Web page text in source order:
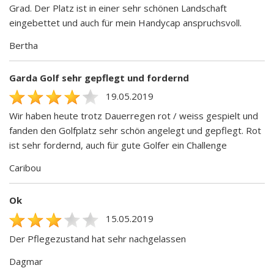
Grad. Der Platz ist in einer sehr schönen Landschaft
eingebettet und auch für mein Handycap anspruchsvoll.
Bertha
Garda Golf sehr gepflegt und fordernd
19.05.2019
Wir haben heute trotz Dauerregen rot / weiss gespielt und
fanden den Golfplatz sehr schön angelegt und gepflegt. Rot
ist sehr fordernd, auch für gute Golfer ein Challenge
Caribou
Ok
15.05.2019
Der Pflegezustand hat sehr nachgelassen
Dagmar